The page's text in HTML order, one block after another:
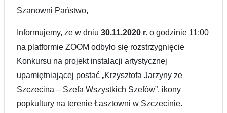
Szanowni Państwo,
Informujemy, że w dniu 30.11.2020 r. o godzinie 11:00
na platformie ZOOM odbyło się rozstrzygnięcie
Konkursu na projekt instalacji artystycznej
upamiętniającej postać „Krzysztofa Jarzyny ze
Szczecina – Szefa Wszystkich Szefów”, ikony
popkultury na terenie Łasztowni w Szczecinie.